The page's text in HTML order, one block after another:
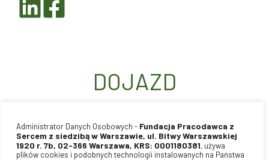
Administrator Danych Osobowych - Fundacja Pracodawca z
Sercem z siedzibą w Warszawie, ul. Bitwy Warszawskiej
1920 r. 7b, 02-366 Warszawa, KRS: 0001180381, używa
plików cookies i podobnych technologii instalowanych na Państwa
DOJAZD